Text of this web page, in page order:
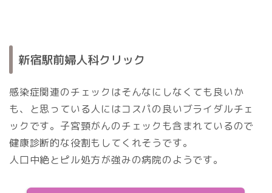
新宿駅前婦人科クリック
感染症関連のチェックはそんなにしなくても良いか
も、と思っている人にはコスパの良いブライダルチェ
ックです。子宮頸がんのチェックも含まれているので
健康診断的な役割もしてくれそうです。
人口中絶とピル処方が強みの病院のようです。